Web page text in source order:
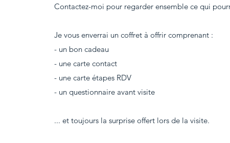
Contactez-moi pour regarder ensemble ce qui
Je vous enverrai un coffret à offrir comprenant :
- un bon cadeau
- une carte contact
- une carte étapes RDV
- un questionnaire avant visite
... et toujours la surprise offert lors de la visite.